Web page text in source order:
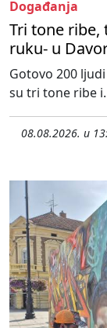
Događanja
Tri tone ribe,
ruku- u
Gotovo 200
su tri tone ribe
08.08.2026. u